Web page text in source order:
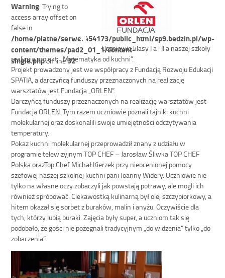
Warning: Trying to
access array offset on
false in
/home/platne/serwer454173/public_html/sp9.bedzin.pl/wp-
content/themes/pad2_01_1/content-
single.phpon line32
Uczniowie klasy I a i II a naszej szkoły
realizują projekt: „Matematyka od kuchni”.
Projekt prowadzony jest we współpracy z Fundacją Rozwoju Edukacji
SPATIA, a darczyńcą funduszy przeznaczonych na realizację
warsztatów jest Fundacja „ORLEN”.
Darczyńcą funduszy przeznaczonych na realizację warsztatów jest
Fundacja ORLEN. Tym razem uczniowie poznali tajniki kuchni
molekularnej oraz doskonalili swoje umiejętności odczytywania
temperatury.
Pokaz kuchni molekularnej przeprowadził znany z udziału w
programie telewizyjnym TOP CHEF – Jarosław Śliwka TOP CHEF
Polska orazTop Chef Michał Kierzek przy nieocenionej pomocy
szefowej naszej szkolnej kuchni pani Joanny Widery. Uczniowie nie
tylko na własne oczy zobaczyli jak powstają potrawy, ale mogli ich
również spróbować. Ciekawostką kulinarną był olej szczypiorkowy, a
hitem okazał się sorbet z buraków, malin i anyżu. Oczywiście dla
tych, którzy lubią buraki. Zajęcia były super, a uczniom tak się
podobało, że gości nie pożegnali tradycyjnym „do widzenia” tylko „do
zobaczenia”.